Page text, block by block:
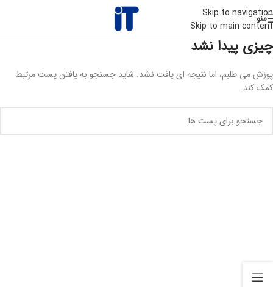
Skip to navigation
Skip to main content
منو
چیزی پیدا نشد
پوزش می طلبم، اما نتیجه ای یافت نشد. شاید جستجو به یافتن پست مرتبط
کمک کند.